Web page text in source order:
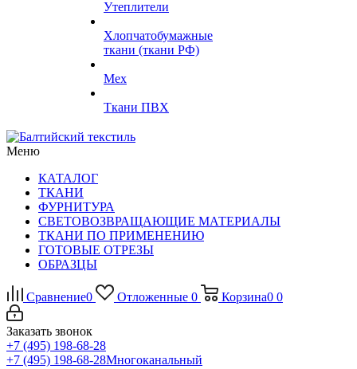
Утеплители
Хлопчатобумажные
ткани (ткани РФ)
Мех
Ткани ПВХ
Меню
КАТАЛОГ
ТКАНИ
ФУРНИТУРА
СВЕТОВОЗВРАЩАЮЩИЕ МАТЕРИАЛЫ
ТКАНИ ПО ПРИМЕНЕНИЮ
ГОТОВЫЕ ОТРЕЗЫ
ОБРАЗЦЫ
Сравнение0 Отложенные 0 Корзина0 0
Заказать звонок
+7 (495) 198-68-28
+7 (495) 198-68-28Многоканальный